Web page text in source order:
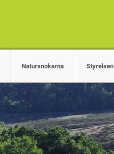
Natursnokarna Styrelsen